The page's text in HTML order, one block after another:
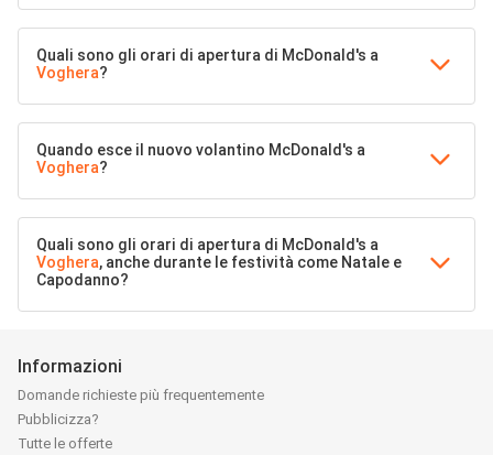
Quali sono gli orari di apertura di McDonald's a
Voghera?
Quando esce il nuovo volantino McDonald's a
Voghera?
Quali sono gli orari di apertura di McDonald's a
Voghera, anche durante le festività come Natale e
Capodanno?
Informazioni
Domande richieste più frequentemente
Pubblicizza?
Tutte le offerte